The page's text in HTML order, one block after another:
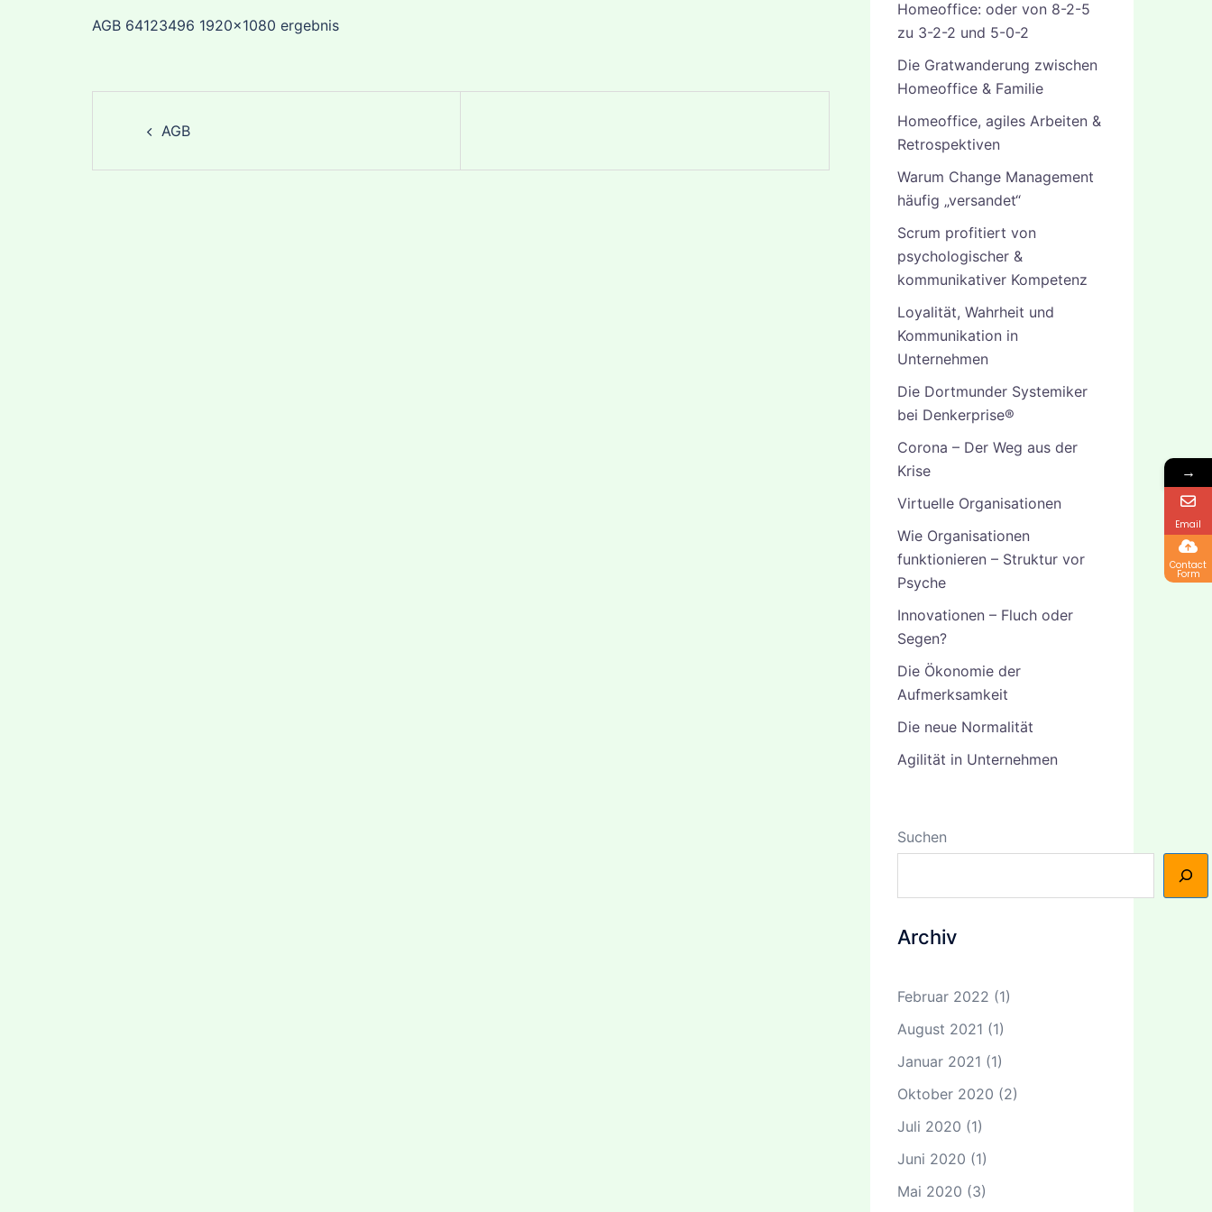
AGB 64123496 1920×1080 ergebnis
navigation
AGB
Homeoffice: oder von 8-2-5
zu 3-2-2 und 5-0-2
Die Gratwanderung zwischen
Homeoffice & Familie
Homeoffice, agiles Arbeiten &
Retrospektiven
Warum Change Management
häufig „versandet“
Scrum profitiert von
psychologischer &
kommunikativer Kompetenz
Loyalität, Wahrheit und
Kommunikation in
Unternehmen
Die Dortmunder Systemiker
bei Denkerprise®
Corona – Der Weg aus der
Krise
Virtuelle Organisationen
Wie Organisationen
funktionieren – Struktur vor
Psyche
Innovationen – Fluch oder
Segen?
Die Ökonomie der
Aufmerksamkeit
Die neue Normalität
Agilität in Unternehmen
Suchen
Archiv
Februar 2022 (1)
August 2021 (1)
Januar 2021 (1)
Oktober 2020 (2)
Juli 2020 (1)
Juni 2020 (1)
Mai 2020 (3)
→
Email
Contact
Form